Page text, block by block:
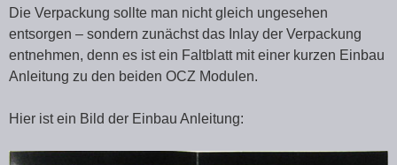
Die Verpackung sollte man nicht gleich ungesehen
entsorgen – sondern zunächst das Inlay der Verpackung
entnehmen, denn es ist ein Faltblatt mit einer kurzen Einbau
Anleitung zu den beiden OCZ Modulen.
Hier ist ein Bild der Einbau Anleitung: